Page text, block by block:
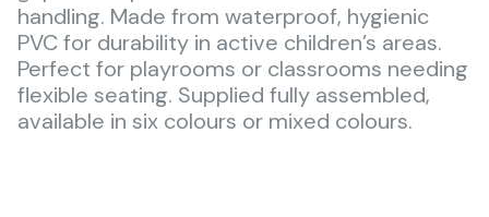
handling. Made from waterproof, hygienic
PVC for durability in active children’s areas.
Perfect for playrooms or classrooms needing
flexible seating. Supplied fully assembled,
available in six colours or mixed colours.